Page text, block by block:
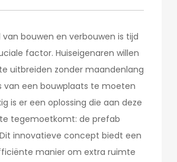
van bouwen en verbouwen is tijd
factor. Huiseigenaren willen
uitbreiden zonder maandenlang
van een bouwplaats te moeten
is er een oplossing die aan deze
tegemoetkomt: de prefab
innovatieve concept biedt een
manier om extra ruimte